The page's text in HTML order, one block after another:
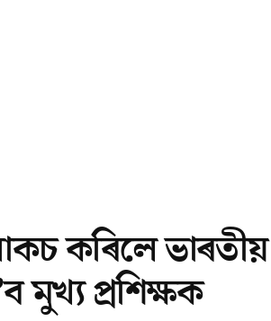
কৰিলে
মুখ্য প্ৰশিক্ষক